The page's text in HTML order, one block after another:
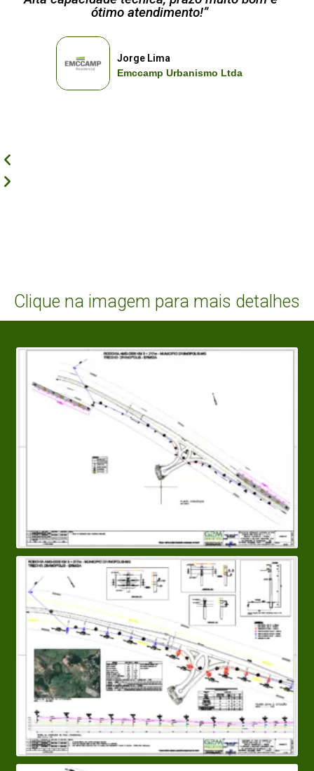
ótimo atendimento!”
Jorge Lima
Emccamp Urbanismo Ltda
Clique na imagem para mais detalhes